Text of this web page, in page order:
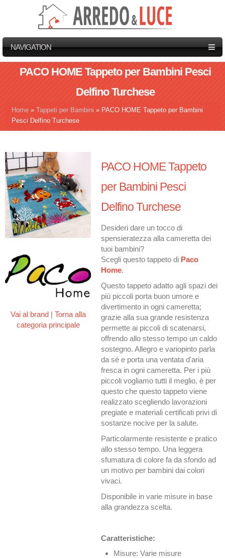
NAVIGATION
PACO HOME Tappeto per Bambini Pesci
Delfino Turchese
Tu sei qui
Home » Tappeti per Bambini » PACO HOME Tappeto per Bambini
Pesci Delfino Turchese
Vai al brand| Torna alla
categoria principale
PACO HOME Tappeto
per Bambini Pesci
Delfino Turchese
Desideri dare un tocco di
spensieratezza alla cameretta dei
tuoi bambini?
Scegli questo tappeto di Paco
Home.
Questo tappeto adatto agli spazi dei
più piccoli porta buon umore e
divertimento in ogni cameretta;
grazie alla sua grande resistenza
permette ai piccoli di scatenarsi,
offrendo allo stesso tempo un caldo
sostegno. Allegro e variopinto parla
da sé e porta una ventata d'aria
fresca in ogni cameretta. Per i più
piccoli vogliamo tutti il meglio, è per
questo che questo tappeto viene
realizzato scegliendo lavorazioni
pregiate e materiali certificati privi di
sostanze nocive per la salute.
Particolarmente resistente e pratico
allo stesso tempo. Una leggera
sfumatura di colore fa da sfondo ad
un motivo per bambini dai colori
vivaci.
Disponibile in varie misure in base
alla grandezza scelta.
Caratteristiche:
Misure: Varie misure